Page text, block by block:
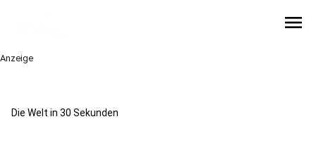
menu
Anzeige
Die Welt in 30 Sekunden